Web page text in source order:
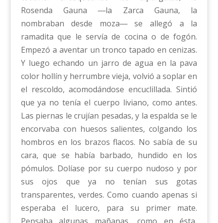
Rosenda Gauna ―la Zarca Gauna, la
nombraban desde moza― se allegó a la
ramadita que le servía de cocina o de fogón.
Empezó a aventar un tronco tapado en cenizas.
Y luego echando un jarro de agua en la pava
color hollín y herrumbre vieja, volvió a soplar en
el rescoldo, acomodándose encuclillada. Sintió
que ya no tenía el cuerpo liviano, como antes.
Las piernas le crujían pesadas, y la espalda se le
encorvaba con huesos salientes, colgando los
hombros en los brazos flacos. No sabía de su
cara, que se había barbado, hundido en los
pómulos. Dolíase por su cuerpo nudoso y por
sus ojos que ya no tenían sus gotas
transparentes, verdes. Como cuando apenas si
esperaba el lucero, para su primer mate.